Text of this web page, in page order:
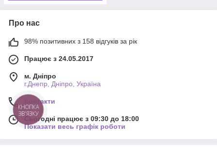
Про нас
98% позитивних з 158 відгуків за рік
Працює з 24.05.2017
м. Дніпро
г.Днепр, Дніпро, Україна
Контакти
Сьогодні працює з 09:30 до 18:00
Показати весь графік роботи
КНОПКА
ЗВ'ЯЗКУ